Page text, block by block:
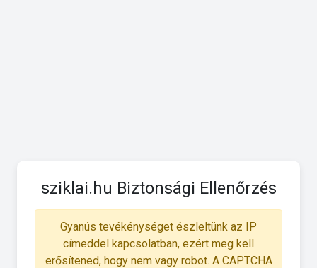
sziklai.hu Biztonsági Ellenőrzés
Gyanús tevékénységet észleltünk az IP
címeddel kapcsolatban, ezért meg kell
erősítened, hogy nem vagy robot. A CAPTCHA